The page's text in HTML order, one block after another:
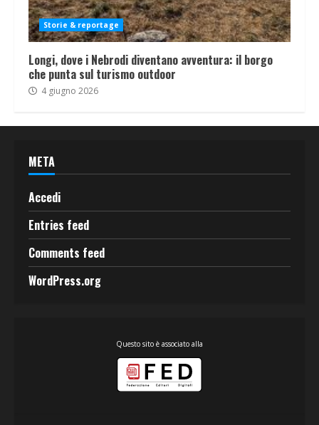
Storie & reportage
Longi, dove i Nebrodi diventano avventura: il borgo
che punta sul turismo outdoor
4 giugno 2026
META
Accedi
Entries feed
Comments feed
WordPress.org
Questo sito è associato alla